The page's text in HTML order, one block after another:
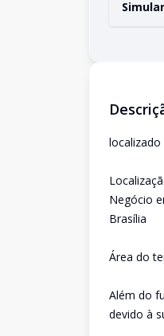
Simular
Negócio
Brasília
Área do
Além do
devido à